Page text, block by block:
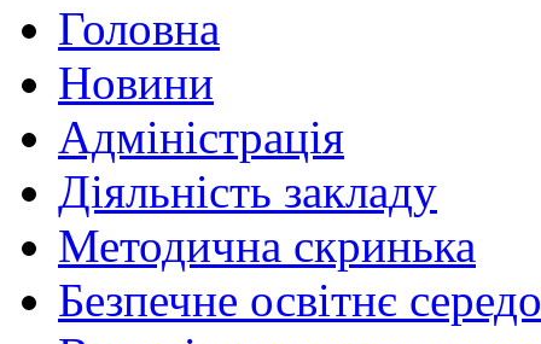
Головна
Новини
Адміністрація
Діяльність закладу
Методична скринька
Безпечне освітнє